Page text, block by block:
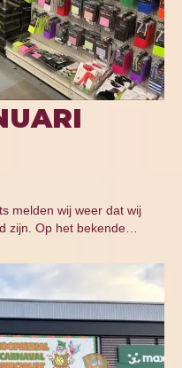
melden wij weer dat wij
zijn. Op het bekende…